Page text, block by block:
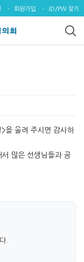
게시판
회원가입 ID/PW 찾기
을 올려 주시면 감사하
많은 선생님들과 공
.